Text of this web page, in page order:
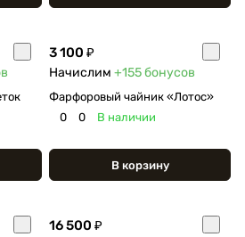
3 100 ₽
Начислим +155бонусов
Фарфоровый чайник «Лотос»
0
0 В наличии
В корзину
16 500 ₽